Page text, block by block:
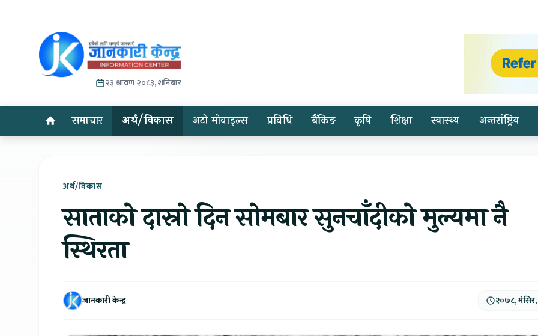
२३ श्रावण २०८३, शनिबार
समाचार अर्थ/विकास अटो मोवाइल्स प्रविधि बैंकिङ कृषि शिक्षा स्वास्थ्य अन्तर्राष्ट्रिय
अर्थ/विकास
साताको दास्रो दिन सोमबार सुनचाँदीको मुल्यमा नै
स्थिरता
जानकारी केन्द्र २०७८,